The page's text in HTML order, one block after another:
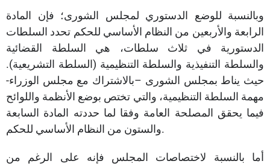
وبالنسبة للوضع الدستوري لمجلس الشورى؛ فإن المادة
الرابعة والأربعين من النظام الأساسي للحكم تحدد السلطات
الدستورية في ثلاث سلطات، هي السلطة القضائية
والسلطة التنفيذية والسلطة التنظيمية (السلطة التشريعية).
حيث يناط بمجلس الشورى –بالاشتراك مع مجلس الوزراء-
مهمة السلطة التنظيمية، والتي تختص بوضع الأنظمة واللوائح
فيما يحقق المصلحة العامة وفقا لما حددته المادة السابعة
والستون من النظام الأساسي للحكم.
أما بالنسبة لاختصاصات المجلس فإنه على الرغم من